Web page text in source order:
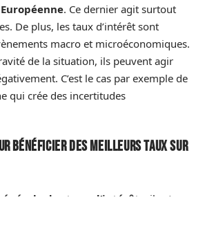
. Ce dernier agit surtout
De plus, les taux d’intérêt sont
macro et microéconomiques.
de la situation, ils peuvent agir
C’est le cas par exemple de
qui crée des incertitudes
bénéficier des meilleurs taux sur
des taux d’intérêts
, il est